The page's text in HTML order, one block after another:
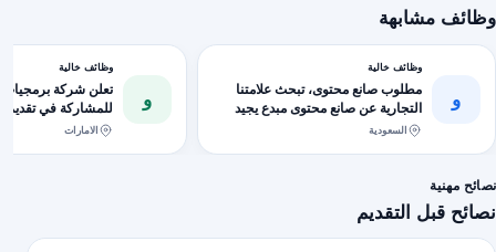
وظائف مشابهة
و
وظائف خالية
مطلوب صانع محتوى، تبحث علامتنا
التجارية عن صانع محتوى مبدع يجيد
تحويل المنتجات الى محتوى جذاب ...
السعودية
و
وظائف خالية
تعلن شركة
للمشاركة في تقديم
الريلز. المهام
الامارات
نصائح مهنية
نصائح قبل التقديم